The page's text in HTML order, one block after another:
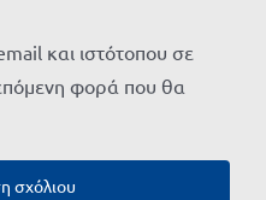
και ιστότοπου σε
φορά που θα